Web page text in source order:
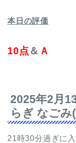
本日の評価
10点 ＆ Ａ
2025年2月
らぎ なごみ
21時30分過ぎに